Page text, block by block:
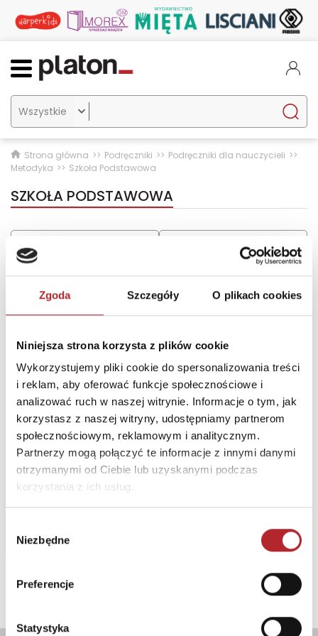
Zgoda Szczegóły O plikach cookies
Niniejsza strona korzysta z plików cookie
Wykorzystujemy pliki cookie do spersonalizowania treści
i reklam, aby oferować funkcje społecznościowe i
analizować ruch w naszej witrynie. Informacje o tym, jak
korzystasz z naszej witryny, udostępniamy partnerom
społecznościowym, reklamowym i analitycznym.
Partnerzy mogą połączyć te informacje z innymi danymi
otrzymanymi od Ciebie lub uzyskanymi podczas
korzystania z ich usług.
zgody
Niezbędne
Preferencje
Statystyka

Strona główna Podręczniki
Podręczniki dla nauczycieli
Metodyka
Szkoła Podstawowa
SZKOŁA PODSTAWOWA
Kategorie i filtry
wymagań
edukacyjnych II
etap edukacyjny
Nowe wydanie
Harmonia
Termin realizacji
Sugerowana cena detaliczna